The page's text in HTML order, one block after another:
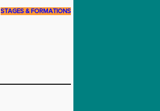
STAGES & FORMATIONS